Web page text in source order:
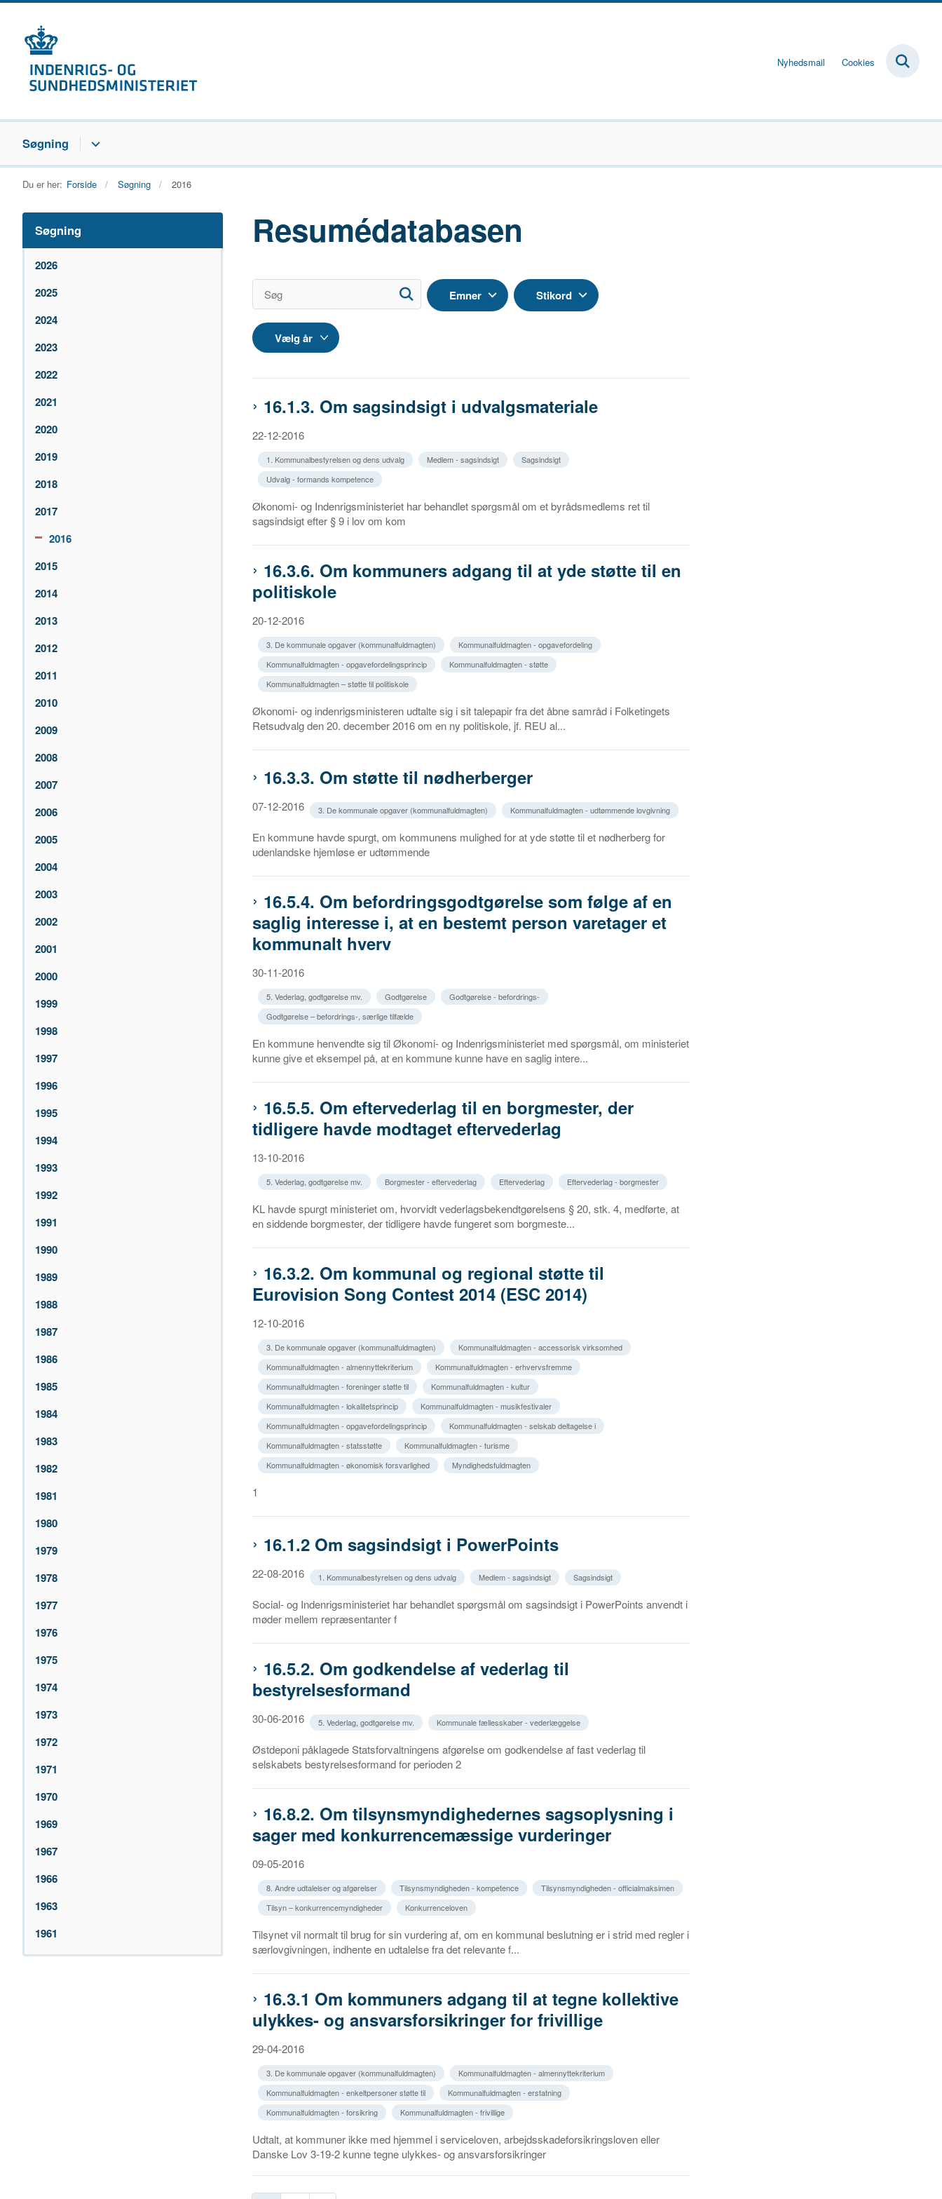
Nyhedsmail Cookies
Søgning
Du er her: Forside Søgning 2016
Søgning
2026
2025
2024
2023
2022
2021
2020
2019
2018
2017
2016
2015
2014
2013
2012
2011
2010
2009
2008
2007
2006
2005
2004
2003
2002
2001
2000
1999
1998
1997
1996
1995
1994
1993
1992
1991
1990
1989
1988
1987
1986
1985
1984
1983
1982
1981
1980
1979
1978
1977
1976
1975
1974
1973
1972
1971
1970
1969
1967
1966
1963
1961
Resumédatabasen
Emner Stikord
16.1.3. Om sagsindsigt i udvalgsmateriale
22-12-2016
1. Kommunalbestyrelsen og dens udvalg Medlem - sagsindsigt
Sagsindsigt
Udvalg - formands kompetence
Økonomi- og Indenrigsministeriet har behandlet spørgsmål om et byrådsmedlems ret til
sagsindsigt efter § 9 i lov om kom
16.3.6. Om kommuners adgang til at yde støtte til en
politiskole
20-12-2016
3. De kommunale opgaver (kommunalfuldmagten)
Kommunalfuldmagten - opgavefordeling
Kommunalfuldmagten - opgavefordelingsprincip
Kommunalfuldmagten - støtte
Kommunalfuldmagten – støtte til politiskole
Økonomi- og indenrigsministeren udtalte sig i sit talepapir fra det åbne samråd i Folketingets
Retsudvalg den 20. december 2016 om en ny politiskole, jf. REU al...
16.3.3. Om støtte til nødherberger
07-12-2016 3. De kommunale opgaver (kommunalfuldmagten) Kommunalfuldmagten - udtømmende lovgivning
En kommune havde spurgt, om kommunens mulighed for at yde støtte til et nødherberg for
udenlandske hjemløse er udtømmende
16.5.4. Om befordringsgodtgørelse som følge af en
saglig interesse i, at en bestemt person varetager et
kommunalt hverv
30-11-2016
5. Vederlag, godtgørelse mv. Godtgørelse
Godtgørelse - befordrings-
Godtgørelse – befordrings-, særlige tilfælde
En kommune henvendte sig til Økonomi- og Indenrigsministeriet med spørgsmål, om ministeriet
kunne give et eksempel på, at en kommune kunne have en saglig intere...
16.5.5. Om eftervederlag til en borgmester, der
tidligere havde modtaget eftervederlag
13-10-2016
5. Vederlag, godtgørelse mv. Borgmester - eftervederlag Eftervederlag Eftervederlag - borgmester
KL havde spurgt ministeriet om, hvorvidt vederlagsbekendtgørelsens § 20, stk. 4, medførte, at
en siddende borgmester, der tidligere havde fungeret som borgmeste...
16.3.2. Om kommunal og regional støtte til
Eurovision Song Contest 2014 (ESC 2014)
12-10-2016
3. De kommunale opgaver (kommunalfuldmagten)
Kommunalfuldmagten - accessorisk virksomhed
Kommunalfuldmagten - almennyttekriterium
Kommunalfuldmagten - erhvervsfremme
Kommunalfuldmagten - foreninger støtte til
Kommunalfuldmagten - kultur
Kommunalfuldmagten - lokalitetsprincip
Kommunalfuldmagten - musikfestivaler
Kommunalfuldmagten - opgavefordelingsprincip
Kommunalfuldmagten - selskab deltagelse i
Kommunalfuldmagten - statsstøtte
Kommunalfuldmagten - turisme
Kommunalfuldmagten - økonomisk forsvarlighed
Myndighedsfuldmagten
1
16.1.2 Om sagsindsigt i PowerPoints
22-08-2016 1. Kommunalbestyrelsen og dens udvalg Medlem - sagsindsigt Sagsindsigt
Social- og Indenrigsministeriet har behandlet spørgsmål om sagsindsigt i PowerPoints anvendt i
møder mellem repræsentanter f
16.5.2. Om godkendelse af vederlag til
bestyrelsesformand
30-06-2016 5. Vederlag, godtgørelse mv. Kommunale fællesskaber - vederlæggelse
Østdeponi påklagede Statsforvaltningens afgørelse om godkendelse af fast vederlag til
selskabets bestyrelsesformand for perioden 2
16.8.2. Om tilsynsmyndighedernes sagsoplysning i
sager med konkurrencemæssige vurderinger
09-05-2016
8. Andre udtalelser og afgørelser Tilsynsmyndigheden - kompetence
Tilsynsmyndigheden - officialmaksimen
Tilsyn – konkurrencemyndigheder
Konkurrenceloven
Tilsynet vil normalt til brug for sin vurdering af, om en kommunal beslutning er i strid med regler i
særlovgivningen, indhente en udtalelse fra det relevante f...
16.3.1 Om kommuners adgang til at tegne kollektive
ulykkes- og ansvarsforsikringer for frivillige
29-04-2016
3. De kommunale opgaver (kommunalfuldmagten)
Kommunalfuldmagten - almennyttekriterium
Kommunalfuldmagten - enkeltpersoner støtte til
Kommunalfuldmagten - erstatning
Kommunalfuldmagten - forsikring
Kommunalfuldmagten - frivillige
Udtalt, at kommuner ikke med hjemmel i serviceloven, arbejdsskadeforsikringsloven eller
Danske Lov 3-19-2 kunne tegne ulykkes- og ansvarsforsikringer